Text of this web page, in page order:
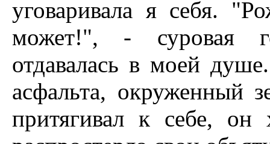
уговаривала я себя.
может!", - суровая
отдавалась в моей
асфальта, окруженный
притягивал к себе,